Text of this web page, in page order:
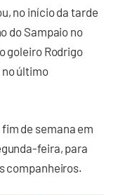
no início da tarde
do Sampaio no
goleiro Rodrigo
no último
de semana em
feira, para
companheiros.